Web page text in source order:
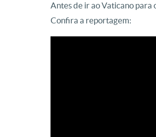
Antes de ir ao Vaticano para
Confira a reportagem: